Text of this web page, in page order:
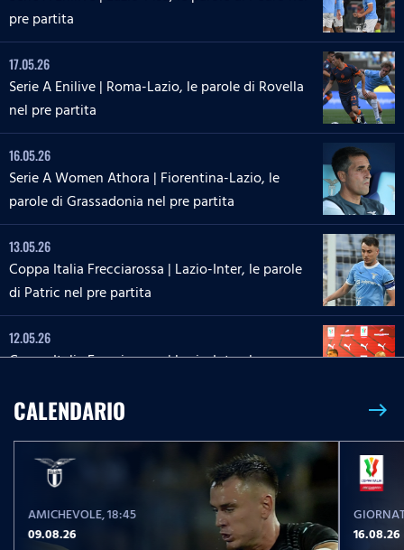
pre partita
17.05.26
Serie A Enilive | Roma-Lazio, le parole di Rovella
nel pre partita
16.05.26
Serie A Women Athora | Fiorentina-Lazio, le
parole di Grassadonia nel pre partita
13.05.26
Coppa Italia Frecciarossa | Lazio-Inter, le parole
di Patric nel pre partita
12.05.26
Coppa Italia Frecciarossa | Lazio-Inter, la
Serie A Enilive | Lazio-Inter, le parole di Dele-
Bashiru nel pre partita
04.05.26
Serie A Enilive | Cremonese-Lazio, le parole di
CALENDARIO east
AMICHEVOLE, 18:45
09.08.26
16.08.26